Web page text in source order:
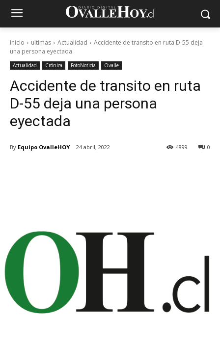
Inicio ultimas Actualidad
Accidente de transito en ruta D-55 deja
una persona eyectada
Actualidad Crónica FotoNoticia Ovalle
Accidente de transito en ruta
D-55 deja una persona
eyectada
By Equipo OvalleHOY 24 abril, 2022 0
4899